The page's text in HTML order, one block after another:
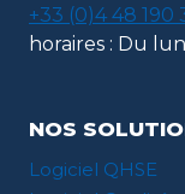
+33 (0)4 48 190
horaires : Du
NOS
Logiciel QHSE